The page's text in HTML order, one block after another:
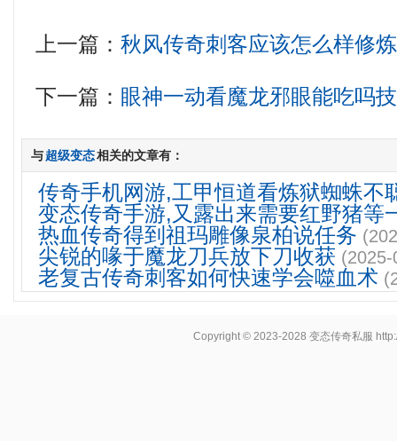
上一篇：秋风传奇刺客应该怎么样修
下一篇： 眼神一动看魔龙邪眼能吃吗
与超级变态相关的文章有：
传奇手机网游,工甲恒道看炼狱蜘蛛不
变态传奇手游,又露出来需要红野猪等
热血传奇得到祖玛雕像泉柏说任务
尖锐的喙于魔龙刀兵放下刀收获
老复古传奇刺客如何快速学会噬血术
Copyright © 2023-2028变态传奇私服